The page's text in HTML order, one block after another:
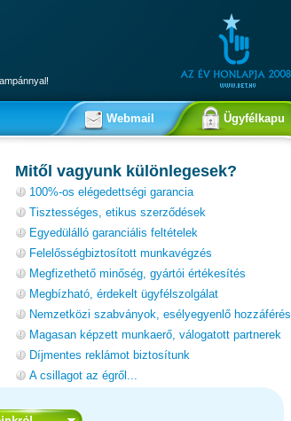
Webmail Ügyfélkapu
Mitől vagyunk különlegesek?
100%-os elégedettségi garancia
Tisztességes, etikus szerződések
Egyedülálló garanciális feltételek
Felelősségbiztosított munkavégzés
Megfizethető minőség, gyártói értékesítés
Megbízható, érdekelt ügyfélszolgálat
Nemzetközi szabványok, esélyegyenlő hozzáférés
Magasan képzett munkaerő, válogatott partnerek
Díjmentes reklámot biztosítunk
A csillagot az égről...